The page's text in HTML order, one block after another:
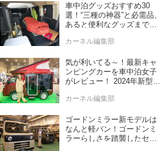
車中泊グッズおすすめ30
選！“三種の神器”と必需品、
あると便利なグッズまで車
カーネル編集部
気が利いてる～！最新キャ
ンピングカーを車中泊女子
がレビュー！ 2024年新型モ
カーネル編集部
ゴードンミラー新モデルは
なんと軽バン！ゴードンミ
ラーらしさを踏襲したセン